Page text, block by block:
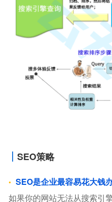
SEO策略
SEO是企业最容易花大钱
如果你的网站无法从搜索引